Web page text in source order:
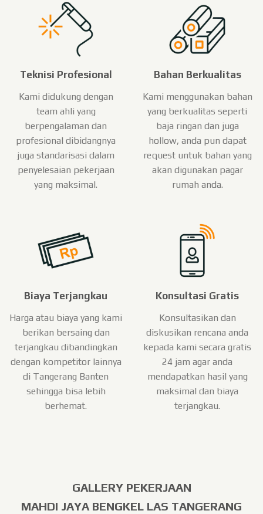
Teknisi Profesional
Kami didukung dengan
team ahli yang
berpengalaman dan
profesional dibidangnya
juga standarisasi dalam
penyelesaian pekerjaan
yang maksimal.
Bahan Berkualitas
Kami menggunakan bahan
yang berkualitas seperti
baja ringan dan juga
hollow, anda pun dapat
request untuk bahan yang
akan digunakan pagar
rumah anda.
Biaya Terjangkau
Harga atau biaya yang kami
berikan bersaing dan
terjangkau dibandingkan
dengan kompetitor lainnya
di Tangerang Banten
sehingga bisa lebih
berhemat.
Konsultasi Gratis
Konsultasikan dan
diskusikan rencana anda
kepada kami secara gratis
24 jam agar anda
mendapatkan hasil yang
maksimal dan biaya
terjangkau.
GALLERY PEKERJAAN
MAHDI JAYA BENGKEL LAS TANGERANG